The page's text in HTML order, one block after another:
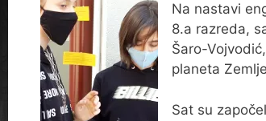
Na nastavi
8.a razreda,
Šaro-
planeta
Sat su